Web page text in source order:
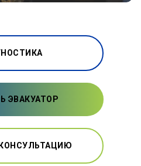
ЭВАКУАТОР